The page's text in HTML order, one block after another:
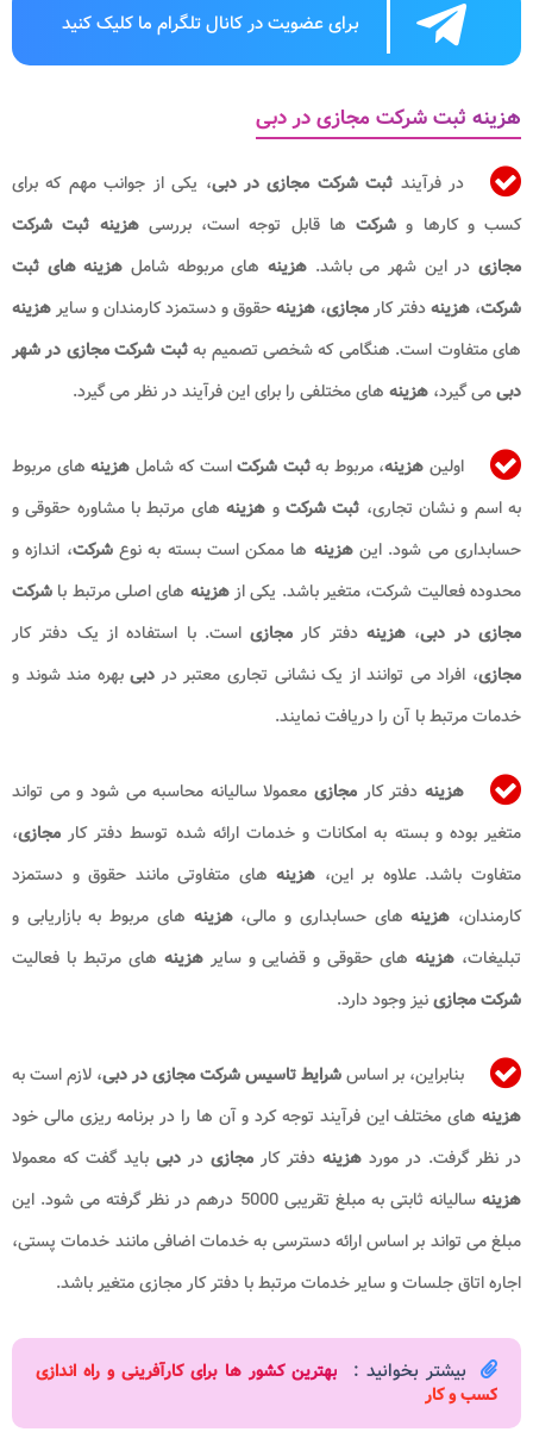
برای عضویت در کانال تلگرام ما کلیک کنید
هزینه ثبت شرکت مجازی در دبی
در فرآیند ثبت شرکت مجازی در دبی، یکی از جوانب مهم که برای
کسب و کارها و شرکت ها قابل توجه است، بررسیهزینه ثبت شرکت
مجازیدر این شهر می باشد. هزینههای مربوطه شامل هزینه های ثبت
شرکت، هزینهدفتر کارمجازی، هزینهحقوق و دستمزد کارمندان و سایرهزینه
های متفاوت است. هنگامی که شخصی تصمیم بهثبت شرکت مجازی در شهر
دبیمی گیرد، هزینه های مختلفی را برای این فرآیند در نظر می گیرد.
اولین هزینه، مربوط بهثبت شرکتاست که شامل هزینه های مربوط
به اسم و نشان تجاری، ثبت شرکت و هزینه های مرتبط با مشاوره حقوقی و
حسابداری می شود. اینهزینه ها ممکن است بسته به نوعشرکت، اندازه و
محدوده فعالیت شرکت، متغیر باشد. یکی ازهزینه های اصلی مرتبط با شرکت
مجازی در دبی، هزینهدفتر کار مجازیاست. با استفاده از یک دفتر کار
مجازی، افراد می توانند از یک نشانی تجاری معتبر در دبیبهره مند شوند و
خدمات مرتبط با آن را دریافت نمایند.
هزینه دفتر کار مجازی معمولا سالیانه محاسبه می شود و می تواند
متغیر بوده و بسته به امکانات و خدمات ارائه شده توسط دفتر کار مجازی،
متفاوت باشد. علاوه بر این، هزینه های متفاوتی مانند حقوق و دستمزد
کارمندان، هزینههای حسابداری و مالی،هزینه های مربوط به بازاریابی و
تبلیغات، هزینه های حقوقی و قضایی و سایرهزینه های مرتبط با فعالیت
شرکت مجازینیز وجود دارد.
بنابراین، بر اساسشرایط تاسیسشرکت مجازی در دبی، لازم است به
هزینه های مختلف این فرآیند توجه کرد و آن ها را در برنامه ریزی مالی خود
در نظر گرفت. در مورد هزینه دفتر کار مجازی در دبی باید گفت که معمولا
هزینه
سالیانه ثابتی به مبلغ تقریبی 5000 درهم در نظر گرفته می شود. این
مبلغ می تواند بر اساس ارائه دسترسی به خدمات اضافی مانند خدمات پستی،
اجاره اتاق جلسات و سایر خدمات مرتبط با دفتر کار مجازی متغیر باشد.
بیشتر بخوانید :
بهترین کشور ها برای کارآفرینی و راه اندازی
کسب و کار​